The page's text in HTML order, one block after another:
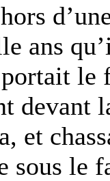
ans
et
sous le